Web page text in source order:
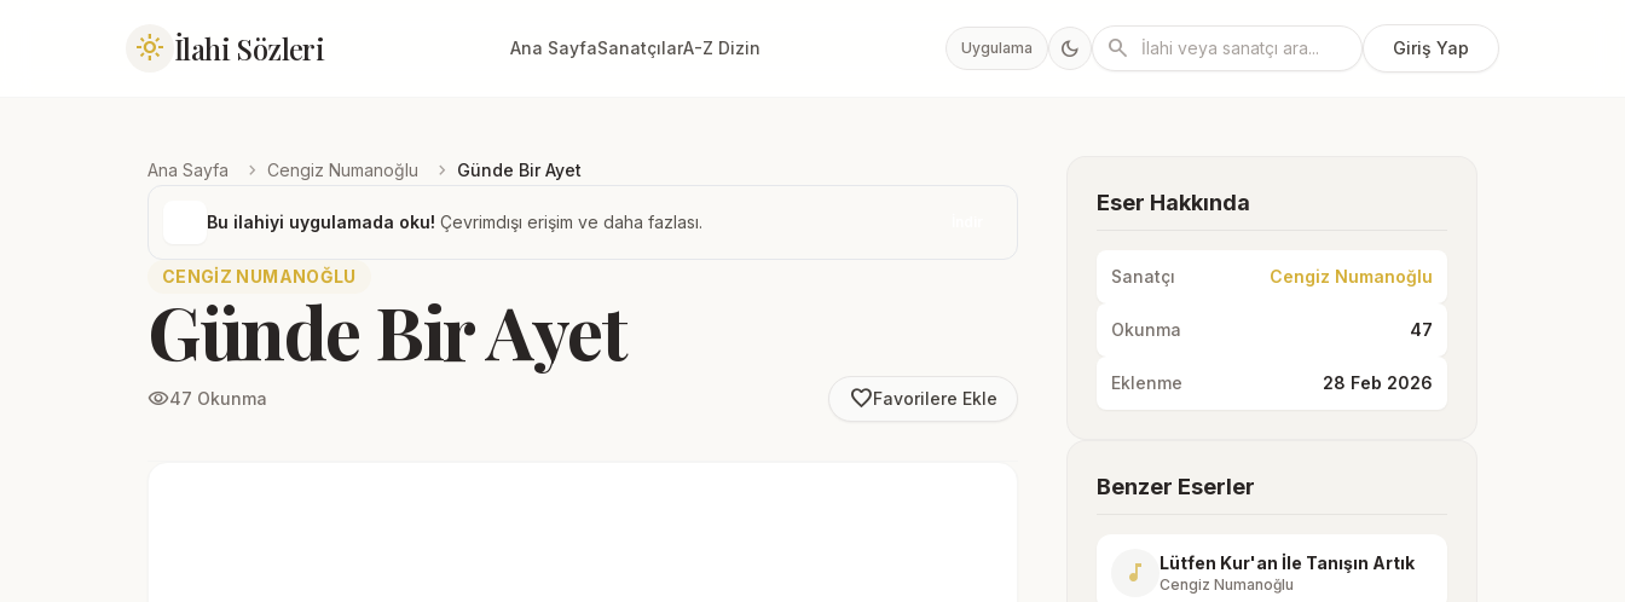
light_mode İlahi Sözleri Ana SayfaSanatçılarA-Z Dizin Uygulama dark_mode search Giriş Yap
Ana Sayfa chevron_right Cengiz Numanoğlu chevron_right Günde Bir Ayet
Bu ilahiyi uygulamada oku! Çevrimdışı erişim ve daha fazlası.
CENGIZ NUMANOĞLU
Günde Bir Ayet
visibility47 Okunma favorite_borderFavorilere Ekle
Eser Hakkında
Sanatçı Cengiz Numanoğlu
Okunma 47
Eklenme 28 Feb 2026
Benzer Eserler
music_note Lütfen Kur'an İle Tanışın Artık
Cengiz Numanoğlu